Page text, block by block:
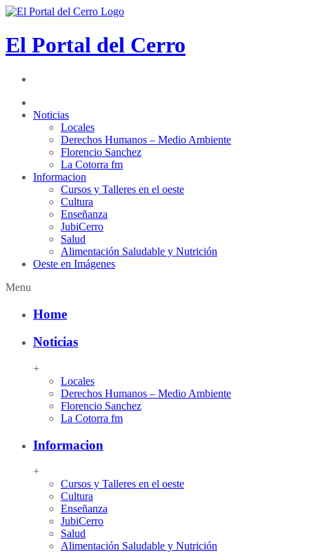
El Portal del Cerro
Noticias
Locales
Derechos Humanos – Medio Ambiente
Florencio Sanchez
La Cotorra fm
Informacion
Cursos y Talleres en el oeste
Cultura
Enseñanza
JubiCerro
Salud
Alimentación Saludable y Nutrición
Oeste en Imágenes
Menu
Home
Noticias
+
Locales
Derechos Humanos – Medio Ambiente
Florencio Sanchez
La Cotorra fm
Informacion
+
Cursos y Talleres en el oeste
Cultura
Enseñanza
JubiCerro
Salud
Alimentación Saludable y Nutrición